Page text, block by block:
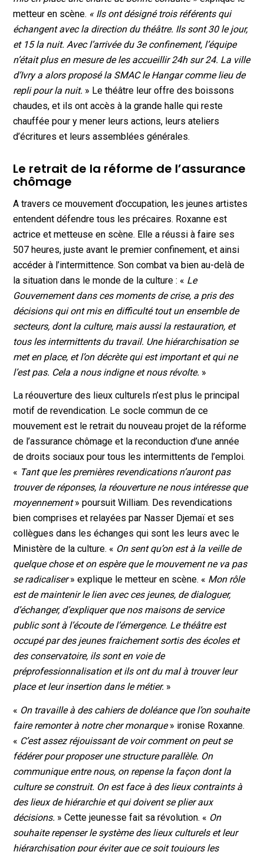
metteur en scène. « Ils ont désigné trois référents qui
échangent avec la direction du théâtre. Ils sont 30 le jour,
et 15 la nuit. Avec l’arrivée du 3e confinement, l’équipe
n’était plus en mesure de les accueillir 24h sur 24. La ville
d’Ivry a alors proposé la SMAC le Hangar comme lieu de
repli pour la nuit. » Le théâtre leur offre des boissons
chaudes, et ils ont accès à la grande halle qui reste
chauffée pour y mener leurs actions, leurs ateliers
d’écritures et leurs assemblées générales.
Le retrait de la réforme de l’assurance
chômage
A travers ce mouvement d’occupation, les jeunes artistes
entendent défendre tous les précaires. Roxanne est
actrice et metteuse en scène. Elle a réussi à faire ses
507 heures, juste avant le premier confinement, et ainsi
accéder à l’intermittence. Son combat va bien au-delà de
la situation dans le monde de la culture : « Le
Gouvernement dans ces moments de crise, a pris des
décisions qui ont mis en difficulté tout un ensemble de
secteurs, dont la culture, mais aussi la restauration, et
tous les intermittents du travail. Une hiérarchisation se
met en place, et l’on décrète qui est important et qui ne
l’est pas. Cela a nous indigne et nous révolte. »
La réouverture des lieux culturels n’est plus le principal
motif de revendication. Le socle commun de ce
mouvement est le retrait du nouveau projet de la réforme
de l’assurance chômage et la reconduction d’une année
de droits sociaux pour tous les intermittents de l’emploi.
« Tant que les premières revendications n’auront pas
trouver de réponses, la réouverture ne nous intéresse que
moyennement» poursuit William. Des revendications
bien comprises et relayées par Nasser Djemaï et ses
collègues dans les échanges qui sont les leurs avec le
Ministère de la culture. « On sent qu’on est à la veille de
quelque chose et on espère que le mouvement ne va pas
se radicaliser» explique le metteur en scène. « Mon rôle
est de maintenir le lien avec ces jeunes, de dialoguer,
d’échanger, d’expliquer que nos maisons de service
public sont à l’écoute de l’émergence. Le théâtre est
occupé par des jeunes fraichement sortis des écoles et
des conservatoire, ils sont en voie de
préprofessionnalisation et ils ont du mal à trouver leur
place et leur insertion dans le métier. »
« On travaille à des cahiers de doléance que l’on souhaite
faire remonter à notre cher monarque» ironise Roxanne.
« C’est assez réjouissant de voir comment on peut se
fédérer pour proposer une structure parallèle. On
communique entre nous, on repense la façon dont la
culture se construit. On est face à des lieux contraints à
des lieux de hiérarchie et qui doivent se plier aux
décisions. » Cette jeunesse fait sa révolution. « On
souhaite repenser le système des lieux culturels et leur
hiérarchisation pour éviter que ce soit toujours les